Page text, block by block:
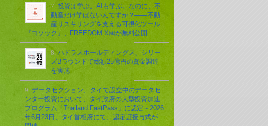
7. 投資は学ぶ。AIも学ぶ。なのに、不
動産だけ学ばないんですか？——不動
産リスキリングを支える可視化ツール
『ヨソック』、FREEDOM X㈱が無料公開
8. ハドラスホールディングス、シリー
ズBラウンドで総額25億円の資金調達
を実施
9. データセクション、タイで設立中のデータセ
ンター投資において、タイ政府の大型投資加速
プログラム「Thailand FastPass」に認定～2026
年6月23日、タイ首相府にて、認定証授与式が